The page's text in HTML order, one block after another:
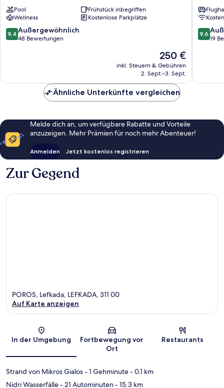
Resort
&
Spa
Lefkada
Pool
Frühstück inbegriffen
Wellness
Kostenlose Parkplätze
9.4
von
9,4 Außergewöhnlich
48 Bewertungen
Der
Preis
beträgt
250 €
inkl. Steuern & Gebühren
2. Sept.–3. Sept.
9.6
von
9,6
19
Ähnliche Unterkünfte vergleichen
Melde dich an, um verfügbare Rabatte und Vorteile
anzuzeigen. Mehr Prämien für noch mehr Abenteuer!
Anmelden Jetzt kostenlos registrieren
Zur Gegend
Karte
POROS, Lefkada, LEFKADA, 311 00
Auf Karte anzeigen
In der Umgebung
Fortbewegung vor
Ort
Restaurants
Strand von Mikros Gialos- 1 Gehminute- 0.1 km
Nidri Wasserfälle- 21 Autominuten- 15.3 km